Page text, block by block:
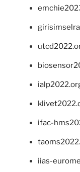
ifac-
iias-